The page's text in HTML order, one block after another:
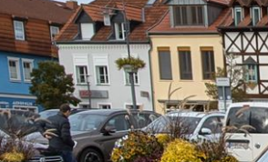
Termin vereinbaren
häufige Fragen